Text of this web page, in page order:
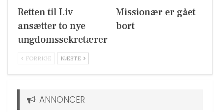
Retten til Liv
ansætter to nye
ungdomssekretærer
Missionær er gået
bort
FORRIGE NÆSTE
ANNONCER